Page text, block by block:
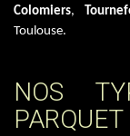
Colomiers,
Toulouse.
NOS
PARQUET